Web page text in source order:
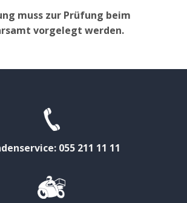
muss zur Prüfung beim
vorgelegt werden.
055 211 11 11